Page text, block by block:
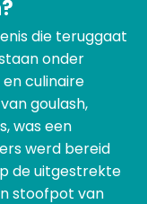
die teruggaat
onder
culinaire
goulash,
was een
werd bereid
de uitgestrekte
stoofpot van